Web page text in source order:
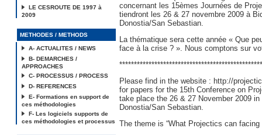
LE CESROUTE DE 1997 à
2009
METHODES / METHODS
A- ACTUALITES / NEWS
B- DEMARCHES /
APPROACHES
C- PROCESSUS / PROCESS
D- REFERENCES
E- Formations en support de
ces méthodologies
F- Les logiciels supports de
ces méthodologies et processus
concernant les 15èmes Journées de
tiendront les 26 & 27 novembre 2009 à
Donostia/San Sebastian.
La thématique sera cette année « Que
face à la crise ? ». Nous comptons sur
Please find in the website : http://
for papers for the 15th Conference on
take place the 26 & 27 November 2009 in
Donostia/San Sebastian.
The theme is “What Projectics can